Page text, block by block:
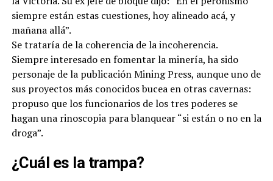
siempre están estas cuestiones, hoy alineado acá, y
mañana allá”.
Se trataría de la coherencia de la incoherencia.
Siempre interesado en fomentar la minería, ha sido
personaje de la publicación Mining Press, aunque uno de
sus proyectos más conocidos bucea en otras cavernas:
propuso que los funcionarios de los tres poderes se
hagan una rinoscopia para blanquear “si están o no en la
droga”.
¿Cuál es la trampa?